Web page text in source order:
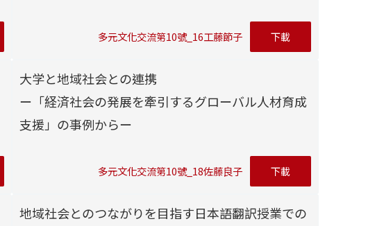
多元文化交流第10號_16工藤節子 下載
大学と地域社会との連携
ー「経済社会の発展を牽引するグローバル人材育成
支援」の事例からー
多元文化交流第10號_18佐藤良子 下載
地域社会とのつながりを目指す日本語翻訳授業での